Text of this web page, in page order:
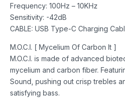
Frequency: 100Hz – 10KHz
Sensitivity: -42dB
CABLE: USB Type-C Charging
M.O.C.I. [ Mycelium Of Carbon It ]
M.O.C.I. is made of advanced
mycelium and carbon fiber.
Sound, pushing out crisp trebles
satisfying bass.